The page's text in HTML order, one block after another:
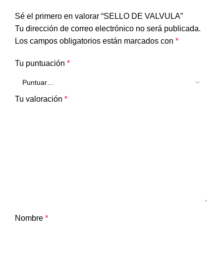
Sé el primero en valorar “SELLO DE VALVULA”
Tu dirección de correo electrónico no será publicada.
Los campos obligatorios están marcados con *
Tu puntuación *
Tu valoración *
Nombre *